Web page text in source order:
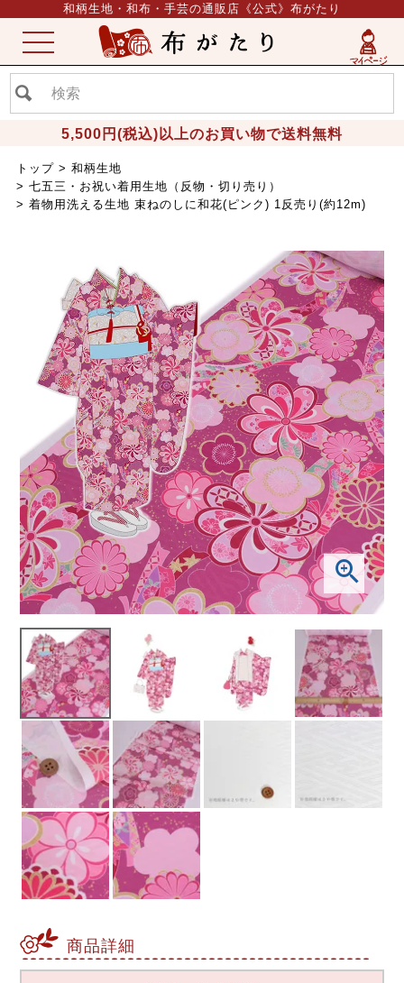
和柄生地・和布・手芸の通販店《公式》布がたり
5,500円(税込)以上のお買い物で送料無料
ME
NU
トップ
和柄生地
七五三・お祝い着用生地（反物・切り売り）
着物用洗える生地 束ねのしに和花(ピンク) 1反売り(約12m)
商品詳細